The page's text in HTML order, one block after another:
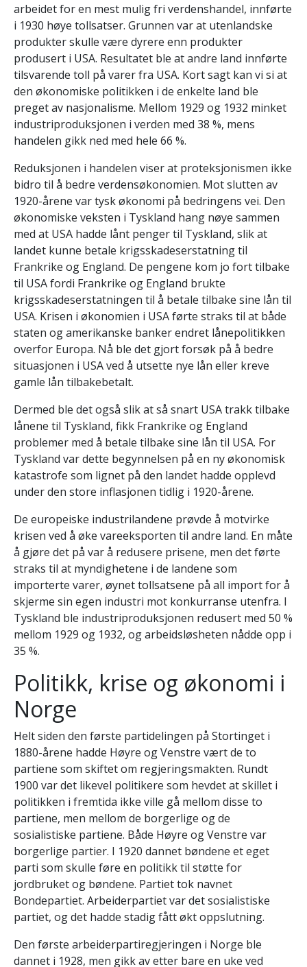
arbeidet for en mest mulig fri verdenshandel, innførte
i 1930 høye tollsatser. Grunnen var at utenlandske
produkter skulle være dyrere enn produkter
produsert i USA. Resultatet ble at andre land innførte
tilsvarende toll på varer fra USA. Kort sagt kan vi si at
den økonomiske politikken i de enkelte land ble
preget av nasjonalisme. Mellom 1929 og 1932 minket
industriproduksjonen i verden med 38 %, mens
handelen gikk ned med hele 66 %.
Reduksjonen i handelen viser at proteksjonismen ikke
bidro til å bedre verdensøkonomien. Mot slutten av
1920-årene var tysk økonomi på bedringens vei. Den
økonomiske veksten i Tyskland hang nøye sammen
med at USA hadde lånt penger til Tyskland, slik at
landet kunne betale krigsskadeserstatning til
Frankrike og England. De pengene kom jo fort tilbake
til USA fordi Frankrike og England brukte
krigsskadeserstatningen til å betale tilbake sine lån til
USA. Krisen i økonomien i USA førte straks til at både
staten og amerikanske banker endret låne­politikken
overfor Europa. Nå ble det gjort forsøk på å bedre
situasjonen i USA ved å utsette nye lån eller kreve
gamle lån tilbakebetalt.
Dermed ble det også slik at så snart USA trakk tilbake
lånene til Tyskland, fikk Frankrike og England
problemer med å betale tilbake sine lån til USA. For
Tyskland var dette begynnelsen på en ny økonomisk
katastrofe som lignet på den landet hadde opplevd
under den store inflasjonen tidlig i 1920-årene.
De europeiske industrilandene prøvde å motvirke
krisen ved å øke vare­eksporten til andre land. En måte
å gjøre det på var å redusere prisene, men det førte
straks til at myndighetene i de landene som
importerte varer, øynet toll­satsene på all import for å
skjerme sin egen industri mot konkurranse utenfra. I
Tyskland ble industriproduksjonen redusert med 50 %
mellom 1929 og 1932, og arbeidsløsheten nådde opp i
35 %.
Politikk, krise og økonomi i
Norge
Helt siden den første partidelingen på Stortinget i
1880-årene hadde Høyre og Venstre vært de to
partiene som skiftet om regjeringsmakten. Rundt
1900 var det likevel politikere som hevdet at skillet i
politikken i fremtida ikke ville gå mellom disse to
partiene, men mellom de borgerlige og de
sosialistiske partiene. Både Høyre og Venstre var
borgerlige partier. I 1920 dannet bøndene et eget
parti som skulle føre en politikk til støtte for
jordbruket og bøndene. Partiet tok navnet
Bondepartiet. Arbeiderpartiet var det sosialistiske
partiet, og det hadde stadig fått økt oppslutning.
Den første arbeiderpartiregjeringen i Norge ble
dannet i 1928, men gikk av etter bare en uke ved